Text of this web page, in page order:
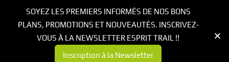
SOYEZ LES PREMIERS INFORMÉS DE NOS BONS
PLANS, PROMOTIONS ET NOUVEAUTÉS. INSCRIVEZ-
VOUS À LA NEWSLETTER ESPRIT TRAIL !!
Inscription à la Newsletter